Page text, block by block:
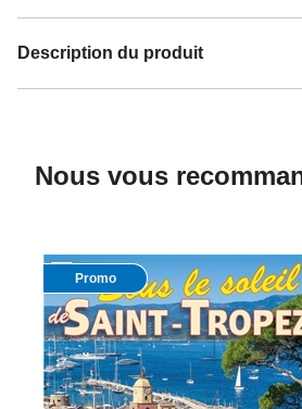
Description du produit
Nous vous
Promo